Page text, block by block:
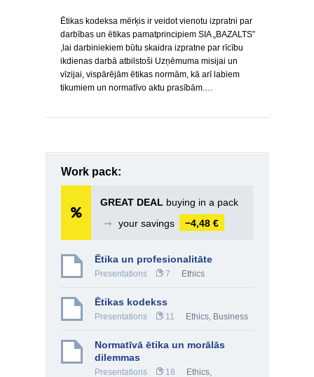
Ētikas kodeksa mērķis ir veidot vienotu izpratni par
darbības un ētikas pamatprincipiem SIA „BAZALTS”
,lai darbiniekiem būtu skaidra izpratne par rīcību
ikdienas darbā atbilstoši Uzņēmuma misijai un
vīzijai, vispārējām ētikas normām, kā arī labiem
tikumiem un normatīvo aktu prasībām.…
Work pack:
GREAT DEAL buying in a pack
➞
your savings −4,48 €
Ētika un profesionalitāte
Presentations 7 Ethics
Ētikas kodekss
Presentations 11 Ethics, Business
Normatīvā ētika un morālās
dilemmas
Presentations 18 Ethics,